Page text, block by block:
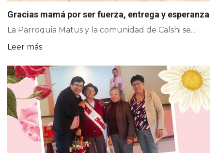
Gracias mamá por ser fuerza, entrega y esperanza
La Parroquia Matus y la comunidad de Calshi se...
Leer más